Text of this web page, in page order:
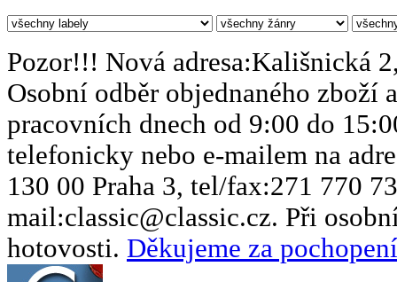
Pozor!!! Nová adresa:Kališnická
Osobní odběr objednaného zboží
pracovních dnech od 9:00 do
telefonicky nebo e-mailem na
130 00 Praha 3, tel/fax:271 770
mail:classic@classic.cz. Při
hotovosti. Děkujeme za